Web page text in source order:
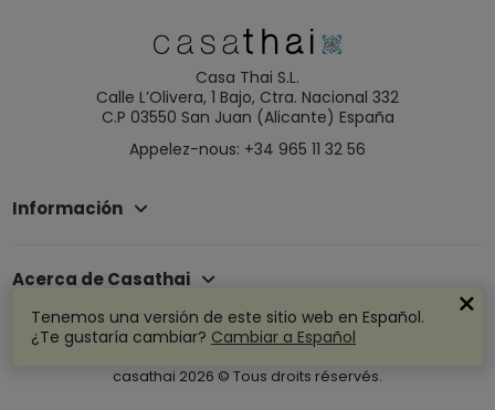
Casa Thai S.L.
Calle L’Olivera, 1 Bajo, Ctra. Nacional 332
C.P 03550 San Juan (Alicante) España
Appelez-nous: +34 965 11 32 56
Información
Acerca de Casathai
casathai 2026 © Tous droits réservés.
Tenemos una versión de este sitio web en Español.
¿Te gustaría cambiar? Cambiar a Español